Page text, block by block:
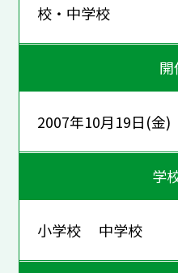
校・中学校
開
2007年10月19日(金)
学
小学校 中学校